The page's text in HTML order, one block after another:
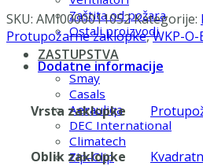
Zaštita od požara
Ostali proizvodi
ZASTUPSTVA
Smay
Casals
Aerauliqa
DEC International
Climatech
Zip-Clip
SKU: AMI0000011052Kategorije:
Protupožarne zaklopke,WKP-O-
Dodatne informacije
Vrsta zaklopke
Oblik zaklopke